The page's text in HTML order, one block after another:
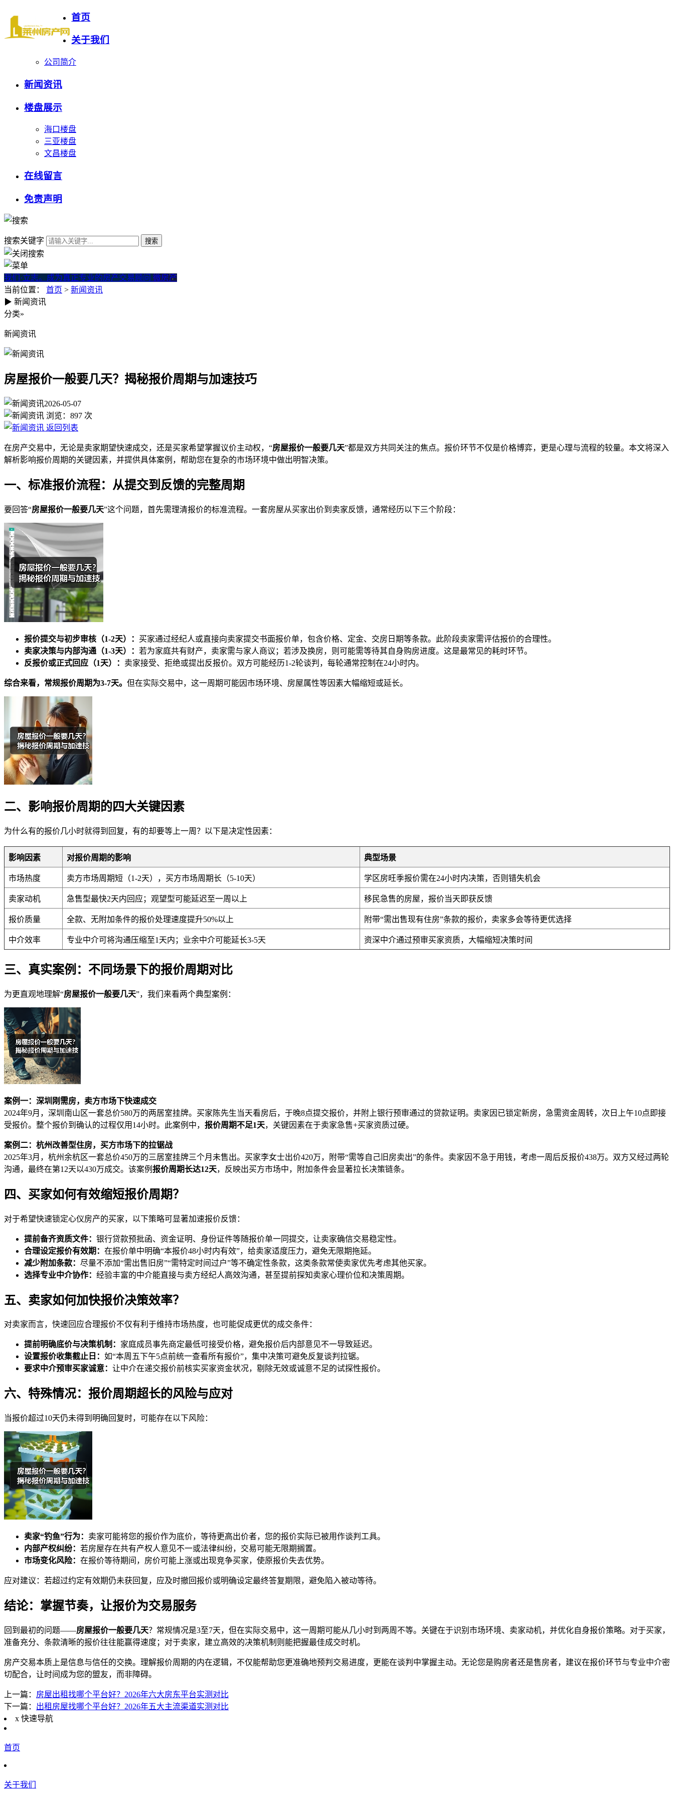
首页
关于我们
公司简介
新闻资讯
楼盘展示
海口楼盘
三亚楼盘
文昌楼盘
在线留言
免责声明
搜索关键字
我们·立志。成为真正专业的房产交易顾问 微房产
当前位置： 首页 > 新闻资讯
房屋报价一般要几天？揭秘报价周期与加速技巧
▶ 新闻资讯
分类»
新闻资讯
房屋报价一般要几天？揭秘报价周期与加速技巧
2026-05-07
浏览： 897 次
返回列表
在房产交易中，无论是卖家期望快速成交，还是买家希望掌握议价主动权，“房屋报价一般要几天”都是双方共同关注的焦点。报价环节不仅是价格博弈，更是心理与流程的较量。本文将深入
解析影响报价周期的关键因素，并提供具体案例，帮助您在复杂的市场环境中做出明智决策。
一、标准报价流程：从提交到反馈的完整周期
要回答“房屋报价一般要几天”这个问题，首先需理清报价的标准流程。一套房屋从买家出价到卖家反馈，通常经历以下三个阶段：
报价提交与初步审核（1-2天）： 买家通过经纪人或直接向卖家提交书面报价单，包含价格、定金、交房日期等条款。此阶段卖家需评估报价的合理性。
卖家决策与内部沟通（1-3天）： 若为家庭共有财产，卖家需与家人商议；若涉及换房，则可能需等待其自身购房进度。这是最常见的耗时环节。
反报价或正式回应（1天）： 卖家接受、拒绝或提出反报价。双方可能经历1-2轮谈判，每轮通常控制在24小时内。
综合来看，常规报价周期为3-7天。 但在实际交易中，这一周期可能因市场环境、房屋属性等因素大幅缩短或延长。
二、影响报价周期的四大关键因素
为什么有的报价几小时就得到回复，有的却要等上一周？以下是决定性因素：
影响因素 对报价周期的影响 典型场景
市场热度 卖方市场周期短（1-2天），买方市场周期长（5-10天） 学区房旺季报价需在24小时内决策，否则错失机会
卖家动机 急售型最快2天内回应；观望型可能延迟至一周以上 移民急售的房屋，报价当天即获反馈
报价质量 全款、无附加条件的报价处理速度提升50%以上 附带“需出售现有住房”条款的报价，卖家多会等待更优选择
中介效率 专业中介可将沟通压缩至1天内；业余中介可能延长3-5天 资深中介通过预审买家资质，大幅缩短决策时间
三、真实案例：不同场景下的报价周期对比
为更直观地理解“房屋报价一般要几天”，我们来看两个典型案例：
案例一：深圳刚需房，卖方市场下快速成交
2024年9月，深圳南山区一套总价580万的两居室挂牌。买家陈先生当天看房后，于晚8点提交报价，并附上银行预审通过的贷款证明。卖家因已锁定新房，急需资金周转，次日上午10点即接
受报价。整个报价到确认的过程仅用14小时。此案例中， 报价周期不足1天，关键因素在于卖家急售+买家资质过硬。
案例二：杭州改善型住房，买方市场下的拉锯战
2025年3月，杭州余杭区一套总价450万的三居室挂牌三个月未售出。买家李女士出价420万，附带“需等自己旧房卖出”的条件。卖家因不急于用钱，考虑一周后反报价438万。双方又经过两轮
沟通，最终在第12天以430万成交。该案例 报价周期长达12天，反映出买方市场中，附加条件会显著拉长决策链条。
四、买家如何有效缩短报价周期？
对于希望快速锁定心仪房产的买家，以下策略可显著加速报价反馈：
提前备齐资质文件： 银行贷款预批函、资金证明、身份证件等随报价单一同提交，让卖家确信交易稳定性。
合理设定报价有效期： 在报价单中明确“本报价48小时内有效”，给卖家适度压力，避免无限期拖延。
减少附加条款： 尽量不添加“需出售旧房”“需特定时间过户”等不确定性条款，这类条款常使卖家优先考虑其他买家。
选择专业中介协作： 经验丰富的中介能直接与卖方经纪人高效沟通，甚至提前探知卖家心理价位和决策周期。
五、卖家如何加快报价决策效率？
对卖家而言，快速回应合理报价不仅有利于维持市场热度，也可能促成更优的成交条件：
提前明确底价与决策机制： 家庭成员事先商定最低可接受价格，避免报价后内部意见不一导致延迟。
设置报价收集截止日： 如“本周五下午5点前统一查看所有报价”，集中决策可避免反复谈判拉锯。
要求中介预审买家诚意： 让中介在递交报价前核实买家资金状况，剔除无效或诚意不足的试探性报价。
六、特殊情况：报价周期超长的风险与应对
当报价超过10天仍未得到明确回复时，可能存在以下风险：
卖家“钓鱼”行为： 卖家可能将您的报价作为底价，等待更高出价者，您的报价实际已被用作谈判工具。
内部产权纠纷： 若房屋存在共有产权人意见不一或法律纠纷，交易可能无限期搁置。
市场变化风险： 在报价等待期间，房价可能上涨或出现竞争买家，使原报价失去优势。
应对建议：若超过约定有效期仍未获回复，应及时撤回报价或明确设定最终答复期限，避免陷入被动等待。
结论：掌握节奏，让报价为交易服务
回到最初的问题——房屋报价一般要几天？常规情况是3至7天，但在实际交易中，这一周期可能从几小时到两周不等。关键在于识别市场环境、卖家动机，并优化自身报价策略。对于买家，
准备充分、条款清晰的报价往往能赢得速度；对于卖家，建立高效的决策机制则能把握最佳成交时机。
房产交易本质上是信息与信任的交换。理解报价周期的内在逻辑，不仅能帮助您更准确地预判交易进度，更能在谈判中掌握主动。无论您是购房者还是售房者，建议在报价环节与专业中介密
切配合，让时间成为您的盟友，而非障碍。
上一篇： 房屋出租找哪个平台好？2026年六大房东平台实测对比
下一篇： 出租房屋找哪个平台好？2026年五大主流渠道实测对比
x 快速导航
首页
关于我们